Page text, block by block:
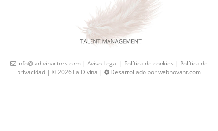
info@ladivinactors.com | Aviso Legal | Política de cookies | Política de
privacidad | © 2026 La Divina | Desarrollado por webnovant.com